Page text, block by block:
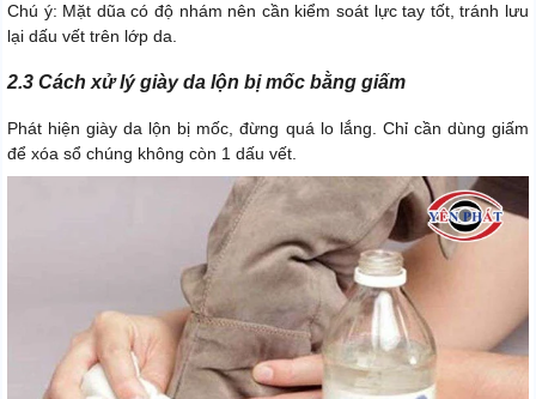
Chú ý: Mặt dũa có độ nhám nên cần kiểm soát lực tay tốt, tránh lưu
lại dấu vết trên lớp da.
2.3 Cách xử lý giày da lộn bị mốc bằng giấm
Phát hiện giày da lộn bị mốc, đừng quá lo lắng. Chỉ cần dùng giấm
để xóa sổ chúng không còn 1 dấu vết.